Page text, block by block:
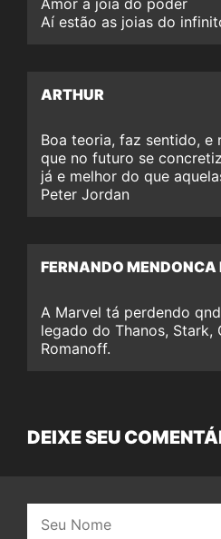
Amor a joia do poder
Aí estão as joias do
ARTHUR
Boa teoria, faz sentido, e
que no futuro se
já e melhor do que
Peter Jordan
FERNANDO MENDONCA
A Marvel tá perdendo
legado do Thanos, Stark,
Romanoff.
DEIXE SEU